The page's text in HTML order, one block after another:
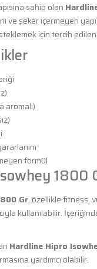
sahip olan
ve şeker içermeyen
için tercih
aromalı)
formül
1800
Gr, özellikle fitness,
kullanılabilir.
Hardline Hipro
yardımcı olabilir.